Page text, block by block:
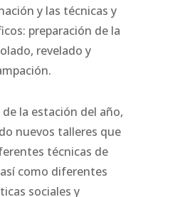
y las técnicas y
preparación de la
revelado y
la estación del año,
nuevos talleres que
técnicas de
como diferentes
sociales y